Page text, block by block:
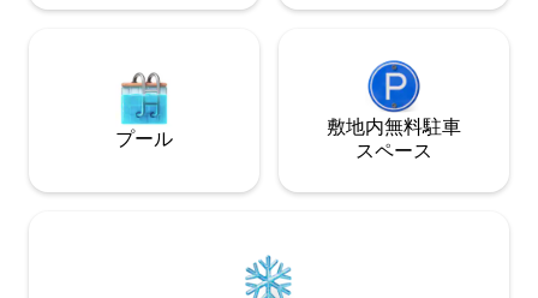
プール
敷地内無料駐⁠車
ス⁠ペ⁠ー⁠ス